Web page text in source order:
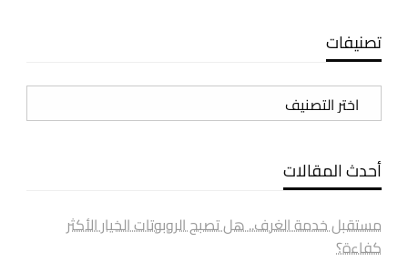
تصنيفات
تصنيفات
أحدث المقالات
مستقبل خدمة الغرف.. هل تصبح الروبوتات الخيار الأكثر
كفاءة؟